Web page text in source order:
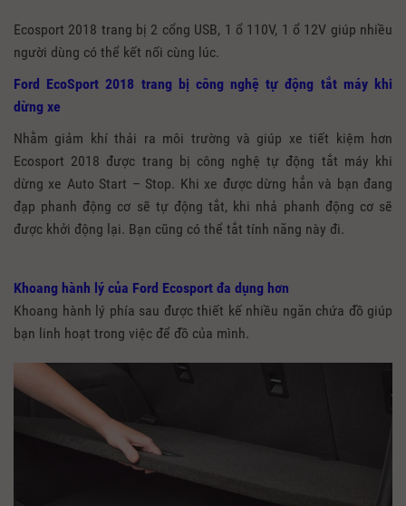
Ecosport 2018 trang bị 2 cổng USB, 1 ổ 110V, 1 ổ 12V giúp nhiều
người dùng có thể kết nối cùng lúc.
Ford EcoSport 2018 trang bị công nghệ tự động tắt máy khi
dừng xe
Nhằm giảm khí thải ra môi trường và giúp xe tiết kiệm hơn
Ecosport 2018 được trang bị công nghệ tự động tắt máy khi
dừng xe Auto Start – Stop. Khi xe được dừng hẳn và bạn đang
đạp phanh động cơ sẽ tự động tắt, khi nhả phanh động cơ sẽ
được khởi động lại. Bạn cũng có thể tắt tính năng này đi.
Khoang hành lý của Ford Ecosport đa dụng hơn
Khoang hành lý phía sau được thiết kế nhiều ngăn chứa đồ giúp
bạn linh hoạt trong việc để đồ của mình.